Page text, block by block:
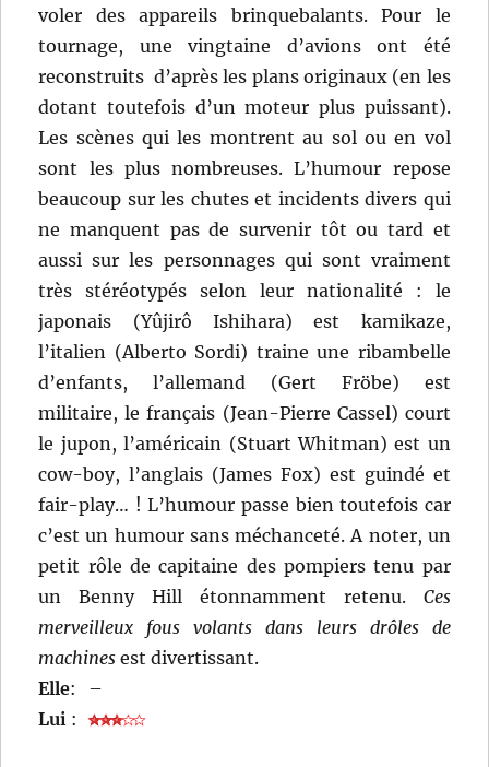
voler des appareils brinquebalants. Pour le
tournage, une vingtaine d’avions ont été
reconstruits d’après les plans originaux (en les
dotant toutefois d’un moteur plus puissant).
Les scènes qui les montrent au sol ou en vol
sont les plus nombreuses. L’humour repose
beaucoup sur les chutes et incidents divers qui
ne manquent pas de survenir tôt ou tard et
aussi sur les personnages qui sont vraiment
très stéréotypés selon leur nationalité : le
japonais (Yûjirô Ishihara) est kamikaze,
l’italien (Alberto Sordi) traine une ribambelle
d’enfants, l’allemand (Gert Fröbe) est
militaire, le français (Jean-Pierre Cassel) court
le jupon, l’américain (Stuart Whitman) est un
cow-boy, l’anglais (James Fox) est guindé et
fair-play… ! L’humour passe bien toutefois car
c’est un humour sans méchanceté. A noter, un
petit rôle de capitaine des pompiers tenu par
un Benny Hill étonnamment retenu. Ces
merveilleux fous volants dans leurs drôles de
machines est divertissant.
Elle:
–
Lui :